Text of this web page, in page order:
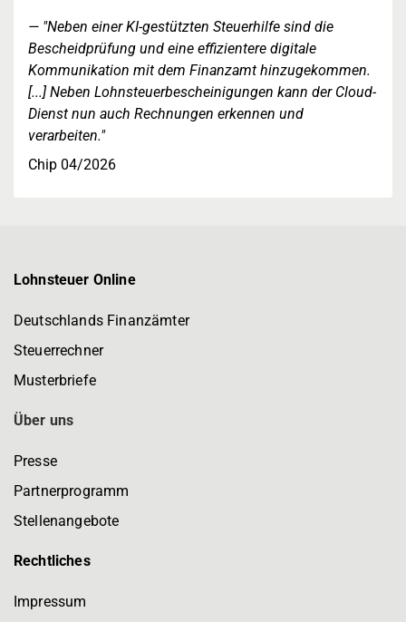
"Neben einer KI-gestützten Steuerhilfe sind die
Bescheidprüfung und eine effizientere digitale
Kommunikation mit dem Finanzamt hinzugekommen.
[...] Neben Lohnsteuerbescheinigungen kann der Cloud-
Dienst nun auch Rechnungen erkennen und
verarbeiten."
Chip 04/2026
Lohnsteuer Online
Deutschlands Finanzämter
Steuerrechner
Musterbriefe
Über uns
Presse
Partnerprogramm
Stellenangebote
Rechtliches
Impressum